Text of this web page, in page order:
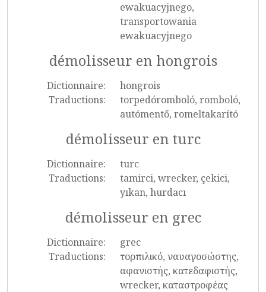
ewakuacyjnego,
transportowania
ewakuacyjnego
démolisseur en hongrois
Dictionnaire:
hongrois
Traductions:
torpedóromboló, romboló,
autómentő, romeltakarító
démolisseur en turc
Dictionnaire:
turc
Traductions:
tamirci, wrecker, çekici,
yıkan, hurdacı
démolisseur en grec
Dictionnaire:
grec
Traductions:
τορπιλικό, ναυαγοσώστης,
αφανιστής, κατεδαφιστής,
wrecker, καταστροφέας